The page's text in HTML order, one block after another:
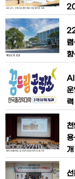
9
복
전
모
영
실
화
선